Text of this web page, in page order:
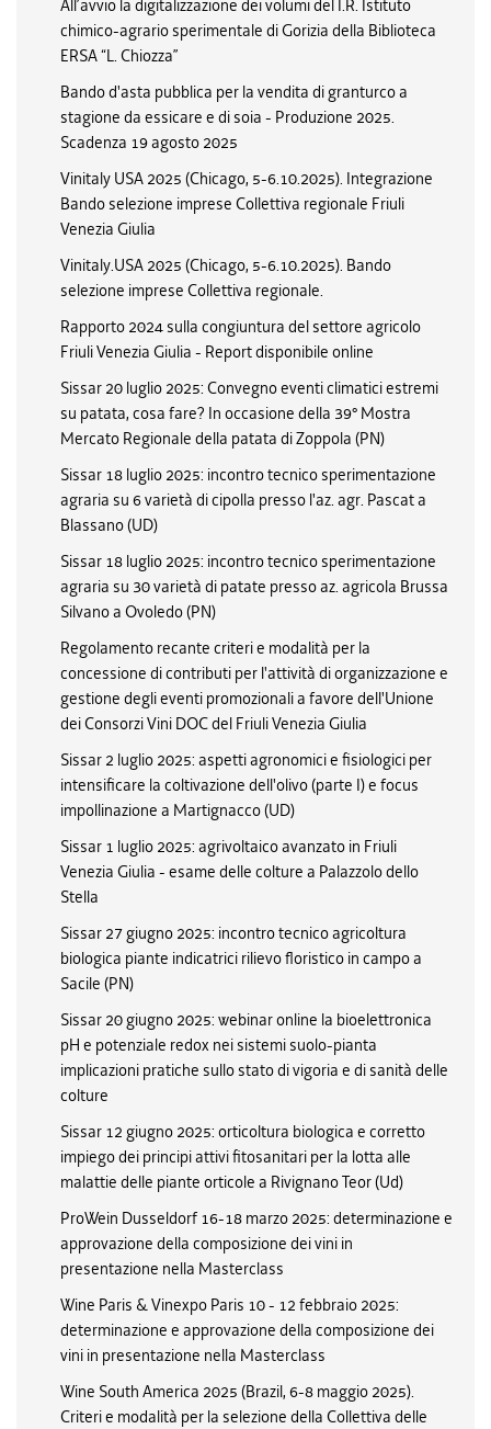
All’avvio la digitalizzazione dei volumi del I.R. Istituto
chimico-agrario sperimentale di Gorizia della Biblioteca
ERSA “L. Chiozza”
Bando d'asta pubblica per la vendita di granturco a
stagione da essicare e di soia - Produzione 2025.
Scadenza 19 agosto 2025
Vinitaly USA 2025 (Chicago, 5-6.10.2025). Integrazione
Bando selezione imprese Collettiva regionale Friuli
Venezia Giulia
Vinitaly.USA 2025 (Chicago, 5-6.10.2025). Bando
selezione imprese Collettiva regionale.
Rapporto 2024 sulla congiuntura del settore agricolo
Friuli Venezia Giulia - Report disponibile online
Sissar 20 luglio 2025: Convegno eventi climatici estremi
su patata, cosa fare? In occasione della 39° Mostra
Mercato Regionale della patata di Zoppola (PN)
Sissar 18 luglio 2025: incontro tecnico sperimentazione
agraria su 6 varietà di cipolla presso l'az. agr. Pascat a
Blassano (UD)
Sissar 18 luglio 2025: incontro tecnico sperimentazione
agraria su 30 varietà di patate presso az. agricola Brussa
Silvano a Ovoledo (PN)
Regolamento recante criteri e modalità per la
concessione di contributi per l'attività di organizzazione e
gestione degli eventi promozionali a favore dell'Unione
dei Consorzi Vini DOC del Friuli Venezia Giulia
Sissar 2 luglio 2025: aspetti agronomici e fisiologici per
intensificare la coltivazione dell'olivo (parte I) e focus
impollinazione a Martignacco (UD)
Sissar 1 luglio 2025: agrivoltaico avanzato in Friuli
Venezia Giulia - esame delle colture a Palazzolo dello
Stella
Sissar 27 giugno 2025: incontro tecnico agricoltura
biologica piante indicatrici rilievo floristico in campo a
Sacile (PN)
Sissar 20 giugno 2025: webinar online la bioelettronica
pH e potenziale redox nei sistemi suolo-pianta
implicazioni pratiche sullo stato di vigoria e di sanità delle
colture
Sissar 12 giugno 2025: orticoltura biologica e corretto
impiego dei principi attivi fitosanitari per la lotta alle
malattie delle piante orticole a Rivignano Teor (Ud)
ProWein Dusseldorf 16-18 marzo 2025: determinazione e
approvazione della composizione dei vini in
presentazione nella Masterclass
Wine Paris & Vinexpo Paris 10 - 12 febbraio 2025:
determinazione e approvazione della composizione dei
vini in presentazione nella Masterclass
Wine South America 2025 (Brazil, 6-8 maggio 2025).
Criteri e modalità per la selezione della Collettiva delle